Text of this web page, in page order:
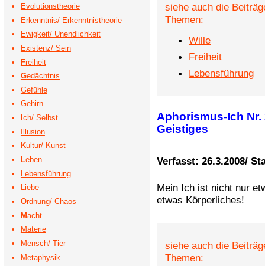
Evolutionstheorie
Erkenntnis/ Erkenntnistheorie
Ewigkeit/ Unendlichkeit
Existenz/ Sein
Freiheit
Gedächtnis
Gefühle
Gehirn
ch/ Selbst
Illusion
Kultur/ Kunst
Leben
Lebensführung
Liebe
Ordnung/ Chaos
Macht
Materie
Mensch/ Tier
Metaphysik
siehe auch die
Themen:
Wille
Freiheit
Lebensführung
Aphorismus-Ich
Geistiges
Verfasst: 26.3.2008/
Mein Ich ist nicht nur
etwas Körperliches!
siehe auch die
Themen: